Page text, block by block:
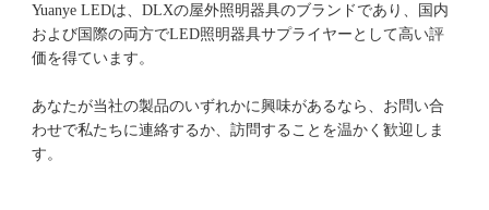
Yuanye LEDは、DLXの屋外照明器具のブランドであり、国内
および国際の両方でLED照明器具サプライヤーとして高い評
あなたが当社の製品のいずれかに興味があるなら、お問い合
わせで私たちに連絡するか、訪問することを温かく歓迎しま